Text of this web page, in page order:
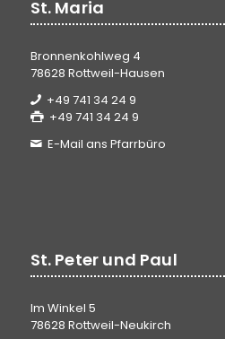
St. Maria
Bronnenkohlweg 4
78628 Rottweil-Hausen
+49 741 34 24 9
+49 741 34 24 9
E-Mail ans Pfarrbüro
St. Peter und Paul
Im Winkel 5
78628 Rottweil-Neukirch